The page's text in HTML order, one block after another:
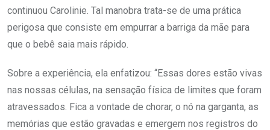
continuou Carolinie. Tal manobra trata-se de uma prática
perigosa que consiste em empurrar a barriga da mãe para
que o bebê saia mais rápido.
Sobre a experiência, ela enfatizou: “Essas dores estão vivas
nas nossas células, na sensação física de limites que foram
atravessados. Fica a vontade de chorar, o nó na garganta, as
memórias que estão gravadas e emergem nos registros do